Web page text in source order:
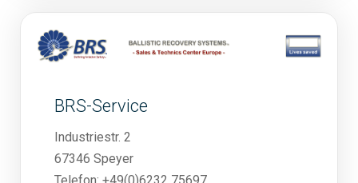
BRS-Service
Industriestr. 2
67346 Speyer